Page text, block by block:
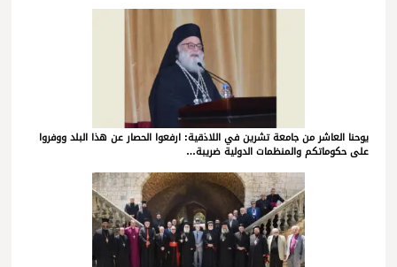
يوحنا العاشر من جامعة تشرين في اللاذقية: ارفعوا الحصار عن هذا البلد ووفروا
على حكوماتكم والمنظمات الدولية ضريبة…